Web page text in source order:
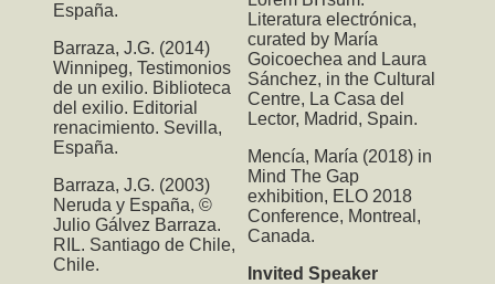
España.
Barraza, J.G. (2014)
Winnipeg, Testimonios
de un exilio. Biblioteca
del exilio. Editorial
renacimiento. Sevilla,
España.
Barraza, J.G. (2003)
Neruda y España, ©
Julio Gálvez Barraza.
RIL. Santiago de Chile,
Chile.
Literatura electrónica,
curated by María
Goicoechea and Laura
Sánchez, in the Cultural
Centre, La Casa del
Lector, Madrid, Spain.
Mencía, María (2018) in
Mind The Gap
exhibition, ELO 2018
Conference, Montreal,
Canada.
Invited Speaker